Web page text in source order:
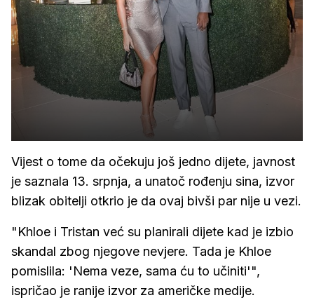
Vijest o tome da očekuju još jedno dijete, javnost
je saznala 13. srpnja, a unatoč rođenju sina, izvor
blizak obitelji otkrio je da ovaj bivši par nije u vezi.
"Khloe i Tristan već su planirali dijete kad je izbio
skandal zbog njegove nevjere. Tada je Khloe
pomislila: 'Nema veze, sama ću to učiniti'",
ispričao je ranije izvor za američke medije.